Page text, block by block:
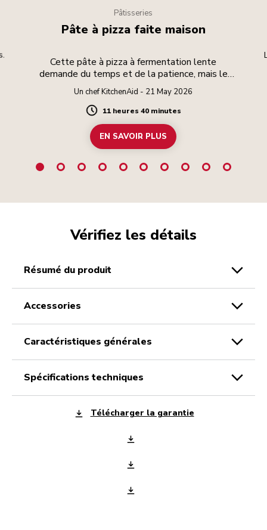
Pâtisseries
Pâte à pizza faite maison
Cette pâte à pizza à fermentation lente
demande du temps et de la patience, mais le
résultat en vaut la peine.
Un chef KitchenAid - 21 May 2026
Duration
11 heures 40 minutes
EN SAVOIR PLUS
Vérifiez les détails
résumé du produit
accessories
caractéristiques générales
spécifications techniques
Télécharger la garantie